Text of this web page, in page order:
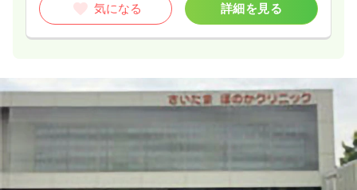
気になる 詳細を見る